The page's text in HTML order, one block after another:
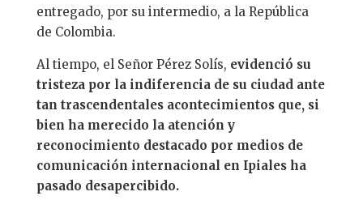
entregado, por su intermedio, a la República
de Colombia.
Al tiempo, el Señor Pérez Solís, evidenció su
tristeza por la indiferencia de su ciudad ante
tan trascendentales acontecimientos que, si
bien ha merecido la atención y
reconocimiento destacado por medios de
comunicación internacional en Ipiales ha
pasado desapercibido.